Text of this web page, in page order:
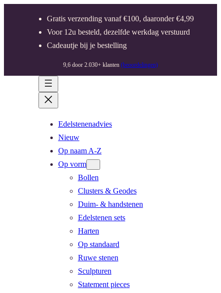
Gratis verzending vanaf €100, daaronder €4,99
Voor 12u besteld, dezelfde werkdag verstuurd
Cadeautje bij je bestelling
9,6 door 2.030+ klanten (beoordelingen)
Edelstenenadvies
Nieuw
Op naam A-Z
Op vorm
Bollen
Clusters & Geodes
Duim- & handstenen
Edelstenen sets
Harten
Op standaard
Ruwe stenen
Sculpturen
Statement pieces